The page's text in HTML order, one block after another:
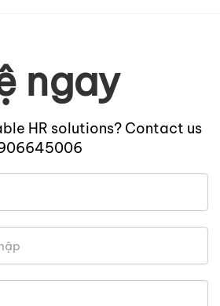
ngay
HR solutions? Contact us